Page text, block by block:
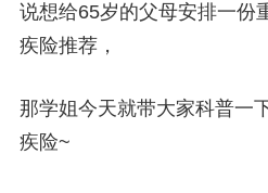
说想给65岁的父母安排一份
疾险推荐，
那学姐今天就带大家科普一
疾险~